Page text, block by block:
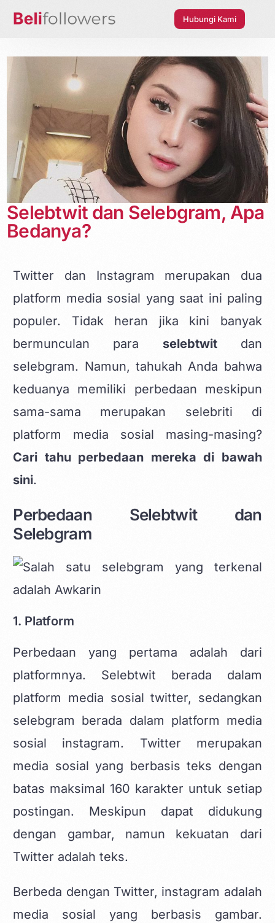
Hubungi Kami
Selebtwit dan Selebgram, Apa
Bedanya?
Twitter dan Instagram merupakan dua
platform media sosial yang saat ini paling
populer. Tidak heran jika kini banyak
bermunculan para selebtwit
dan
selebgram. Namun, tahukah Anda bahwa
keduanya memiliki perbedaan meskipun
sama-sama merupakan selebriti di
platform media sosial masing-masing?
Cari tahu perbedaan mereka di bawah
sini.
Perbedaan Selebtwit dan
Selebgram
1. Platform
Perbedaan yang pertama adalah dari
platformnya. Selebtwit berada dalam
platform media sosial twitter, sedangkan
selebgram berada dalam platform media
sosial instagram. Twitter merupakan
media sosial yang berbasis teks dengan
batas maksimal 160 karakter untuk setiap
postingan. Meskipun dapat didukung
dengan gambar, namun kekuatan dari
Twitter adalah teks.
Berbeda dengan Twitter, instagram adalah
media sosial yang berbasis gambar.